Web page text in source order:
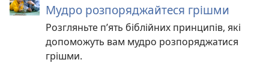
Мудро розпоряджайтеся грішми
Розгляньте п’ять біблійних принципів, які
допоможуть вам мудро розпоряджатися
грішми.